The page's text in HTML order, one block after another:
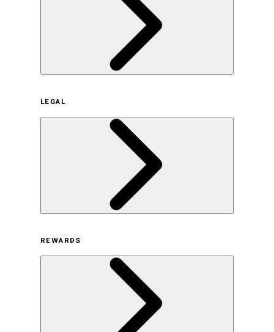
サステナビリティの取り組み（日本）
サステナビリティの取り組み（米国/英語）
ヒストリー
採用情報
LEGAL
オンラインストア利用規約
プライバシーポリシー
特定商取引法に基づく表示
古物営業法に基づく表示
REWARDS